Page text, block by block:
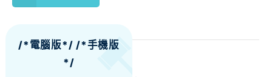
/*電腦版*//*手機版
*/